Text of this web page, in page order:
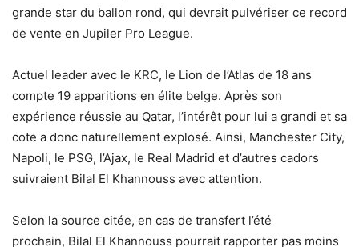
grande star du ballon rond, qui devrait pulvériser ce record
de vente en Jupiler Pro League.
Actuel leader avec le KRC, le Lion de l’Atlas de 18 ans
compte 19 apparitions en élite belge. Après son
expérience réussie au Qatar, l’intérêt pour lui a grandi et sa
cote a donc naturellement explosé. Ainsi, Manchester City,
Napoli, le PSG, l’Ajax, le Real Madrid et d’autres cadors
suivraient Bilal El Khannouss avec attention.
Selon la source citée, en cas de transfert l’été
prochain, Bilal El Khannouss pourrait rapporter pas moins